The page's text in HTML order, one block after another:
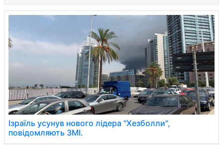
Ізраїль усунув нового лідера "Хезболли",
повідомляють ЗМІ.